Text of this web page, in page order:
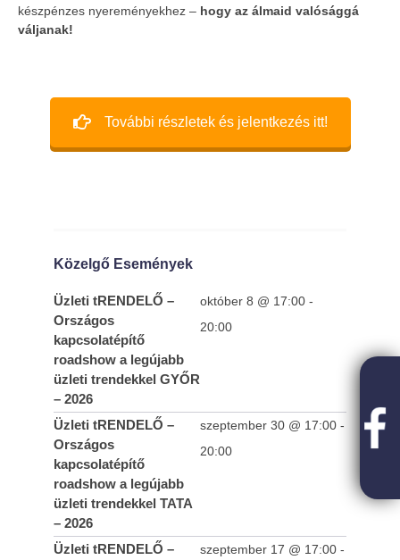
készpénzes nyereményekhez – hogy az álmaid valósággá
váljanak!
További részletek és jelentkezés itt!
Közelgő Események
Üzleti tRENDELŐ –
Országos
kapcsolatépítő
roadshow a legújabb
üzleti trendekkel GYŐR
– 2026
október 8 @ 17:00 -
20:00
Üzleti tRENDELŐ –
Országos
kapcsolatépítő
roadshow a legújabb
üzleti trendekkel TATA
– 2026
szeptember 30 @ 17:00 -
20:00
Üzleti tRENDELŐ –
szeptember 17 @ 17:00 -